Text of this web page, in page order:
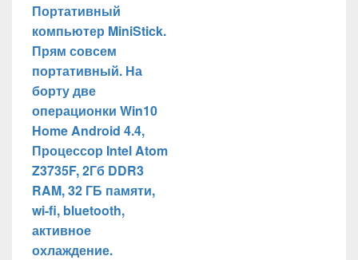
Портативный
компьютер MiniStick.
Прям совсем
портативный. На
борту две
операционки Win10
Home Android 4.4,
Процессор Intel Atom
Z3735F, 2Гб DDR3
RAM, 32 ГБ памяти,
wi-fi, bluetooth,
активное
охлаждение.